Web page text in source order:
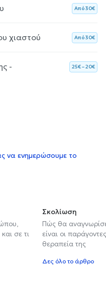
Aπό 30€
χιαστού Aπό 30€
-
25€ – 20€
να ενημερώσουμε το
σε τι
Σκολίωση
Πώς θα
είναι οι
θεραπεία της
Δες όλο το άρθρο